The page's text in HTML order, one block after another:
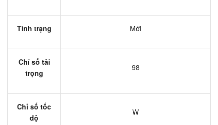
Tình trạng Mới
Chỉ số tải
trọng
98
Chỉ số tốc
độ
W